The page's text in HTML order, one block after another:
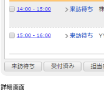
詳細画面